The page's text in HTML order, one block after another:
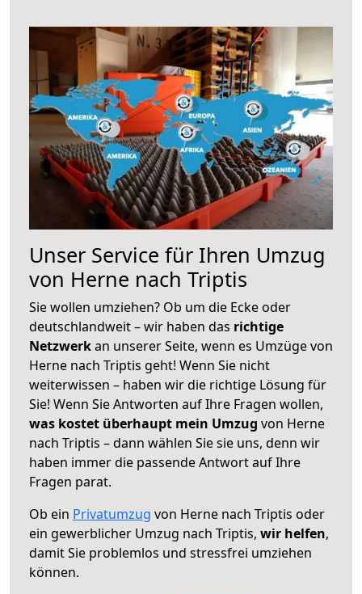
Unser Service für Ihren Umzug
von Herne nach Triptis
Sie wollen umziehen? Ob um die Ecke oder
deutschlandweit – wir haben das richtige
Netzwerkan unserer Seite, wenn es Umzüge von
Herne nach Triptis geht! Wenn Sie nicht
weiterwissen – haben wir die richtige Lösung für
Sie! Wenn Sie Antworten auf Ihre Fragen wollen,
was kostet überhaupt mein Umzug von Herne
nach Triptis – dann wählen Sie sie uns, denn wir
haben immer die passende Antwort auf Ihre
Fragen parat.
Ob ein Privatumzug von Herne nach Triptis oder
ein gewerblicher Umzug nach Triptis, wir helfen,
damit Sie problemlos und stressfrei umziehen
können.